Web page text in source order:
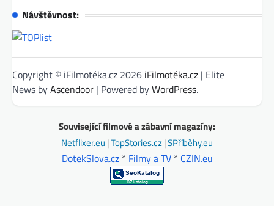
Návštěvnost:
Copyright © iFilmotéka.cz 2026 iFilmotéka.cz | Elite
News byAscendoor | Powered byWordPress.
Související filmové a zábavní magazíny:
Netflixer.eu |TopStories.cz|SPříběhy.eu
DotekSlova.cz* Filmy a TV* CZIN.eu